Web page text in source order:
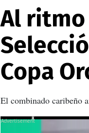
Al ritmo
Copa
El combinado caribeño
X